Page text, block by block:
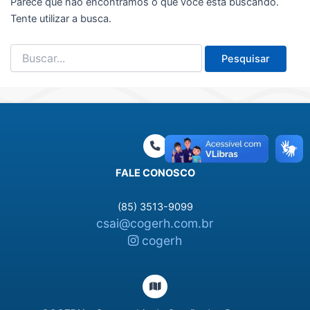
Tente utilizar a busca.
Pesquisar
por:
FALE CONOSCO
(85) 3513-9099
csai@cogerh.com.br
cogerh